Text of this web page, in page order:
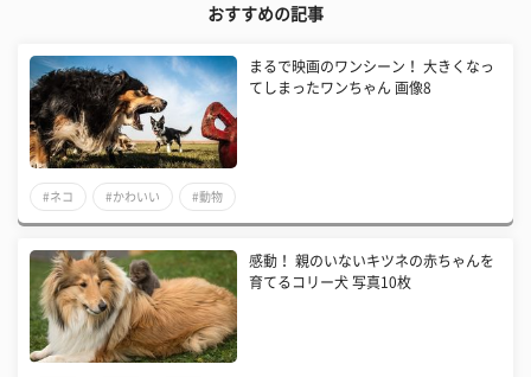
おすすめの記事
まるで映画のワンシーン！ 大きくなっ
てしまったワンちゃん 画像8
#ネコ #かわいい #動物
感動！ 親のいないキツネの赤ちゃんを
育てるコリー犬 写真10枚